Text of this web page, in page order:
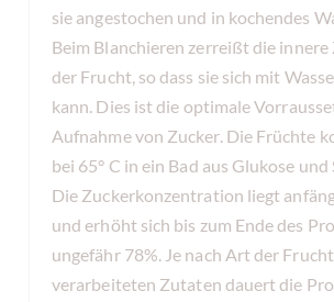
sie angestochen und in kochendes
Beim Blanchieren zerreißt die
der Frucht, so dass sie sich mit
kann. Dies ist die optimale
Aufnahme von Zucker. Die Früchte
bei 65° C in ein Bad aus Glukose und
Die Zuckerkonzentration liegt
und erhöht sich bis zum Ende des
ungefähr 78%. Je nach Art der
verarbeiteten Zutaten dauert die